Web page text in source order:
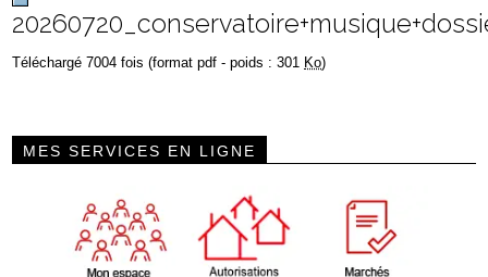
Téléchargé 7004 fois (format pdf - poids : 301 Ko)
MES SERVICES EN LIGNE